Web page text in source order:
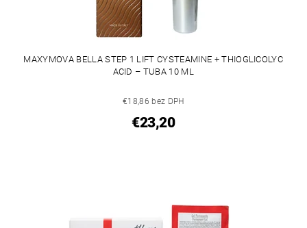
MAXYMOVA BELLA STEP 1 LIFT CYSTEAMINE + THIOGLICOLYC
ACID – TUBA 10 ML
€18,86 bez DPH
€23,20